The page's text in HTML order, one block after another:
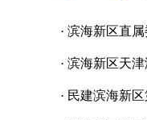
· 滨海新区直
· 滨海新区天
· 民建滨海新